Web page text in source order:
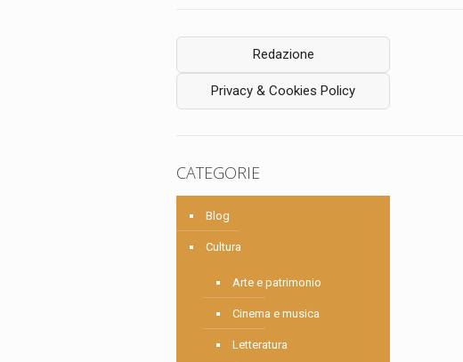
Redazione
Privacy & Cookies Policy
CATEGORIE
Blog
Cultura
Arte e patrimonio
Cinema e musica
Letteratura